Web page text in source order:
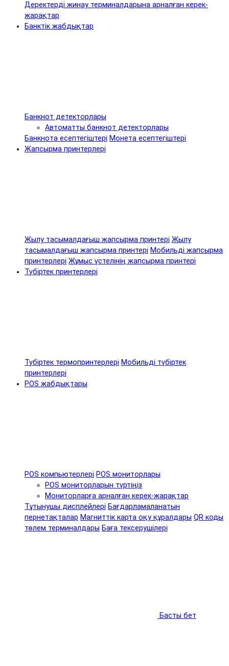
Деректерді жинау терминалдарына арналған керек-
жарақтар
Банктік жабдықтар
Банкнот детекторлары
Автоматты банкнот детекторлары
Банкнота есептегіштері Монета есептегіштері
Жапсырма принтерлері
Жылу тасымалдағыш жапсырма принтері Жылу
тасымалдағыш жапсырма принтері Мобильді жапсырма
принтерлері Жұмыс үстелінің жапсырма принтері
Түбіртек принтерлері
Түбіртек термопринтерлері Мобильді түбіртек
принтерлері
POS жабдықтары
POS компьютерлері POS мониторлары
POS мониторларын түртіңіз
Мониторларға арналған керек-жарақтар
Тұтынушы дисплейлері Бағдарламаланатын
пернетақталар Магниттік карта оқу құралдары QR коды
төлем терминалдары Баға тексерушілері
Басты бет